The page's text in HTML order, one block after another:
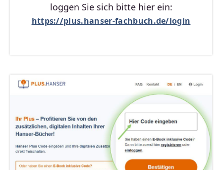
loggen Sie sich bitte hier ein:
https://plus.hanser-fachbuch.de/login